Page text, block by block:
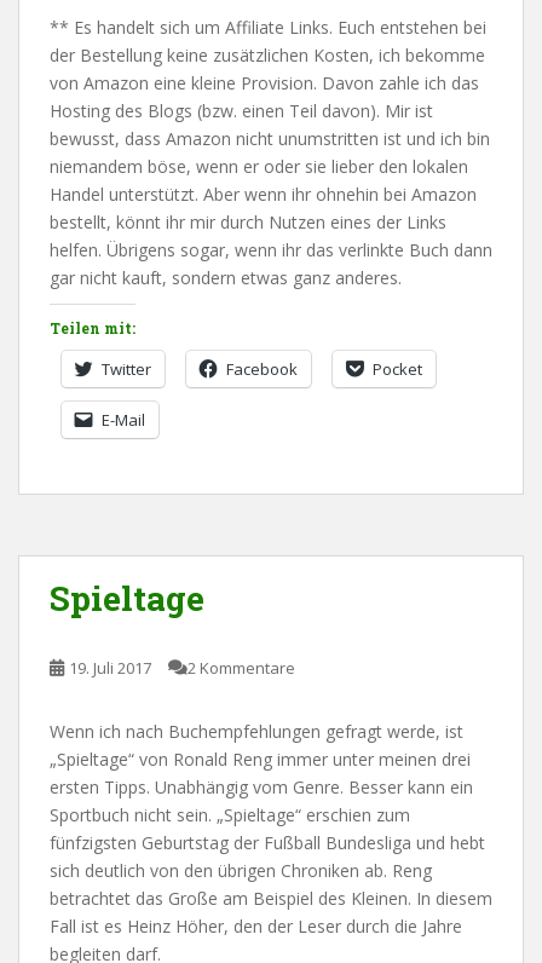
** Es handelt sich um Affiliate Links. Euch entstehen bei
der Bestellung keine zusätzlichen Kosten, ich bekomme
von Amazon eine kleine Provision. Davon zahle ich das
Hosting des Blogs (bzw. einen Teil davon). Mir ist
bewusst, dass Amazon nicht unumstritten ist und ich bin
niemandem böse, wenn er oder sie lieber den lokalen
Handel unterstützt. Aber wenn ihr ohnehin bei Amazon
bestellt, könnt ihr mir durch Nutzen eines der Links
helfen. Übrigens sogar, wenn ihr das verlinkte Buch dann
gar nicht kauft, sondern etwas ganz anderes.
Teilen mit:
Twitter Facebook Pocket
E-Mail
Spieltage
19. Juli 2017 2 Kommentare
Wenn ich nach Buchempfehlungen gefragt werde, ist
„Spieltage“ von Ronald Reng immer unter meinen drei
ersten Tipps. Unabhängig vom Genre. Besser kann ein
Sportbuch nicht sein. „Spieltage“ erschien zum
fünfzigsten Geburtstag der Fußball Bundesliga und hebt
sich deutlich von den übrigen Chroniken ab. Reng
betrachtet das Große am Beispiel des Kleinen. In diesem
Fall ist es Heinz Höher, den der Leser durch die Jahre
begleiten darf.